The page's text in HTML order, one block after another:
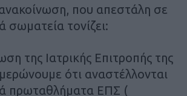
που απεστάλη σε
σωματεία τονίζει:
της Ιατρικής Επιτροπής της
ότι αναστέλλονται
πρωταθλήματα ΕΠΣ (